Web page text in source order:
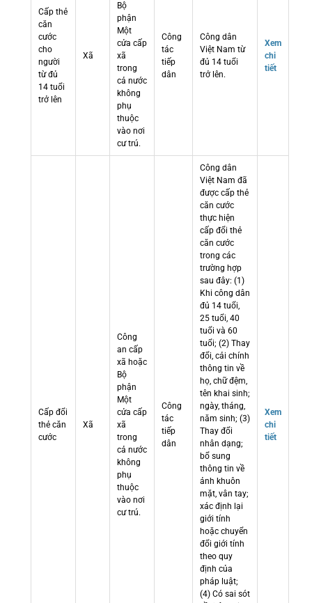
Cấp thẻ
căn
cước
cho
người
từ đủ
14 tuổi
trở lên
Xã
Bộ
phận
Một
cửa cấp
xã
trong
cả nước
không
phụ
thuộc
vào nơi
cư trú.
Công
tác
tiếp
dân
Công dân
Việt Nam từ
đủ 14 tuổi
trở lên.
Xem
chi
tiết
Cấp đổi
thẻ căn
cước
Xã
Công
an cấp
xã hoặc
Bộ
phận
Một
cửa cấp
xã
trong
cả nước
không
phụ
thuộc
vào nơi
cư trú.
Công
tác
tiếp
dân
Công dân
Việt Nam đã
được cấp thẻ
căn cước
thực hiện
cấp đổi thẻ
căn cước
trong các
trường hợp
sau đây: (1)
Khi công dân
đủ 14 tuổi,
25 tuổi, 40
tuổi và 60
tuổi; (2) Thay
đổi, cải chính
thông tin về
họ, chữ đệm,
tên khai sinh;
ngày, tháng,
năm sinh; (3)
Thay đổi
nhân dạng;
bổ sung
thông tin về
ảnh khuôn
mặt, vân tay;
xác định lại
giới tính
hoặc chuyển
đổi giới tính
theo quy
định của
pháp luật;
(4) Có sai sót
Xem
chi
tiết